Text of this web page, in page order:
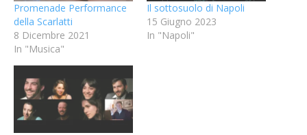
Promenade Performance
della Scarlatti
8 Dicembre 2021
In "Musica"
Il sottosuolo di Napoli
15 Giugno 2023
In "Napoli"